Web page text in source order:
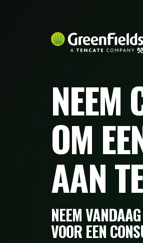
NEEM
OM
AAN
NEEM
VOOR EEN